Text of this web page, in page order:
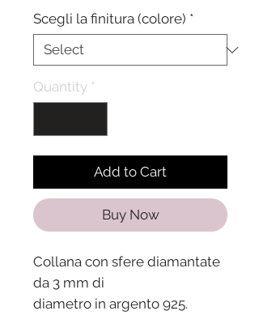
Scegli la finitura (colore) *
Quantity *
Add to Cart
Buy Now
Collana con sfere diamantate
da 3 mm di
diametro in argento 925.